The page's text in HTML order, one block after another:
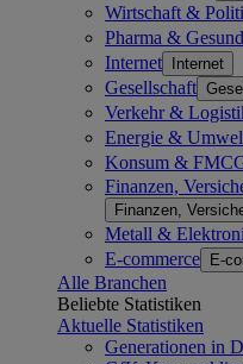
Wirtschaft &
Pharma &
Internet Internet
Gesellschaft
Verkehr &
Energie &
Konsum &
Finanzen,
Finanzen,
Metall &
E-commerce E-
Alle Branchen
Beliebte Statistiken
Aktuelle Statistiken
Generationen in